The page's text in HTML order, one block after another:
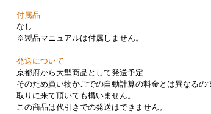
付属品
なし
※製品マニュアルは付属しません。
発送について
京都府から大型商品として発送予定
そのため買い物かごでの自動計算の料金とは異なるの
取りに来て頂いても構いません。
この商品は代引きでの発送はできません。